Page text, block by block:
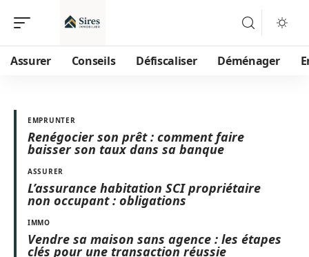
Assurer Conseils Défiscaliser Déménager
EMPRUNTER
Renégocier son prêt : comment faire
baisser son taux dans sa banque
ASSURER
L’assurance habitation SCI propriétaire
non occupant : obligations
IMMO
Vendre sa maison sans agence : les étapes
clés pour une transaction réussie